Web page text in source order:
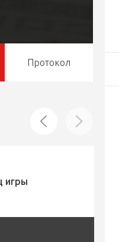
Протокол
игры